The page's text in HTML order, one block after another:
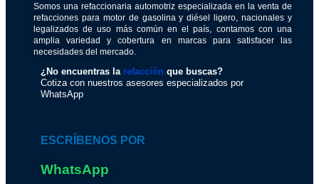
Somos una refaccionaria automotriz especializada en la venta de
refacciones para motor de gasolina y diésel ligero, nacionales y
legalizados de uso más común en el país, contamos con una
amplia variedad y cobertura en marcas para satisfacer las
necesidades del mercado.
¿No encuentras la refacción que buscas?
Cotiza con nuestros asesores especializados por
WhatsApp
ESCRÍBENOS POR
WhatsApp